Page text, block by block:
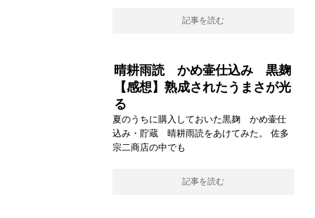
記事を読む
晴耕雨読 かめ壷仕込み 黒麹
【感想】熟成されたうまさが光
る
夏のうちに購入しておいた黒麹 かめ壷仕
込み・貯蔵 晴耕雨読をあけてみた。 佐多
宗二商店の中でも
記事を読む